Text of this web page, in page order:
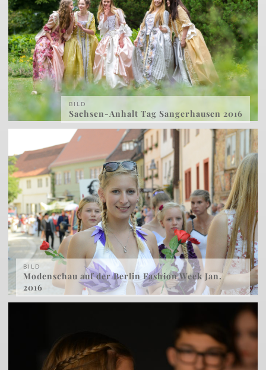
BILD
Sachsen-Anhalt Tag Sangerhausen 2016
BILD
Modenschau auf der Berlin Fashion Week Jan.
2016